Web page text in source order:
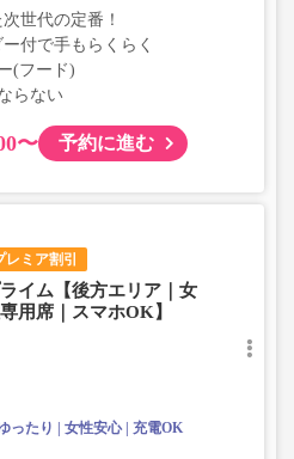
世代の定番！
付で手もらくらく
(フード)
らない
〜 予約に進む
レミア割引
イム【後方エリア｜女
用席｜スマホOK】
ったり 女性安心
充電OK